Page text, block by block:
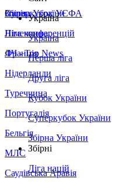
Збірна України
Італія
Німеччина
Франція
Нідерланди
Туреччина
Португалія
Бельгія
МЛС
Саудівська Аравія
Суперкубок УЄФА
Ліга конференцій
ЛЧ - Top News
Україна
Україна
Перша ліга
Друга ліга
Кубок України
Суперкубок України
Збірна України
Збірні
Ліга націй